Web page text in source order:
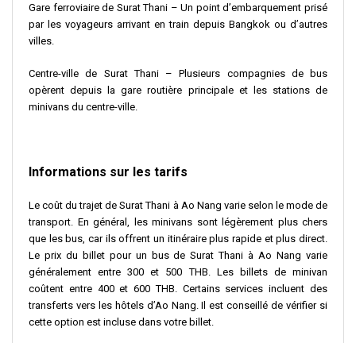
Gare ferroviaire de Surat Thani – Un point d’embarquement prisé
par les voyageurs arrivant en train depuis Bangkok ou d’autres
villes.
Centre-ville de Surat Thani – Plusieurs compagnies de bus
opèrent depuis la gare routière principale et les stations de
minivans du centre-ville.
Informations sur les tarifs
Le coût du trajet de Surat Thani à Ao Nang varie selon le mode de
transport. En général, les minivans sont légèrement plus chers
que les bus, car ils offrent un itinéraire plus rapide et plus direct.
Le prix du billet pour un bus de Surat Thani à Ao Nang varie
généralement entre 300 et 500 THB. Les billets de minivan
coûtent entre 400 et 600 THB. Certains services incluent des
transferts vers les hôtels d’Ao Nang. Il est conseillé de vérifier si
cette option est incluse dans votre billet.